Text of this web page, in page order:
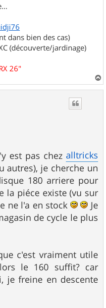
dans bien des cas)
(découverte/jardinage)
26"
a
est pas chez alltricks
autres), je cherche un
180 arriere pour
la piéce existe (vu sur
ne l'a en stock
Je
de cycle le plus
c'est vraiment utile
le 160 suffit? car
je freine en descente